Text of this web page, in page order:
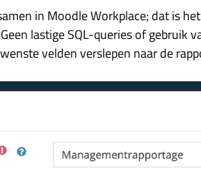
in Moodle Workplace; dat is
Geen lastige SQL-queries of gebruik
velden verslepen naar de